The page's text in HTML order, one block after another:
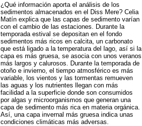
¿Qué información aporta el análisis de los
sedimentos almacenados en el Diss Mere? Celia
Matín explica que las capas de sedimento varían
con el cambio de las estaciones. Durante la
temporada estival se depositan en el fondo
sedimentos más ricos en calcita, un carbonato
que está ligado a la temperatura del lago, así si la
capa es más gruesa, se asocia con unos veranos
más largos y calurosos. Durante la temporada de
otoño e invierno, el tiempo atmosférico es más
variable, los vientos y las tormentas remueven
las aguas y los nutrientes llegan con más
facilidad a la superficie donde son consumidos
por algas y microorganismos que generan una
capa de sedimento más rica en materia orgánica.
Así, una capa invernal más gruesa indica unas
condiciones climáticas más adversas.